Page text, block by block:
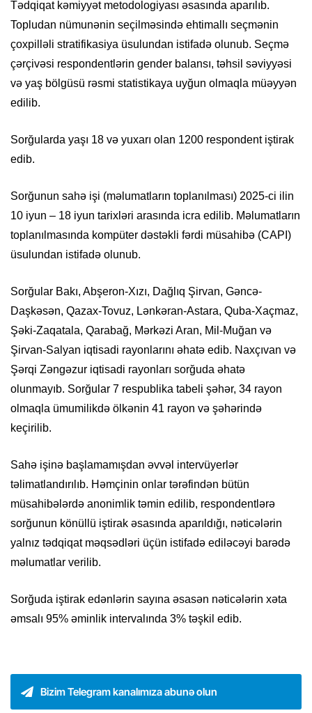
Tədqiqat kəmiyyət metodologiyası əsasında aparılıb.
Topludan nümunənin seçilməsində ehtimallı seçmənin
çoxpilləli stratifikasiya üsulundan istifadə olunub. Seçmə
çərçivəsi respondentlərin gender balansı, təhsil səviyyəsi
və yaş bölgüsü rəsmi statistikaya uyğun olmaqla müəyyən
edilib.
Sorğularda yaşı 18 və yuxarı olan 1200 respondent iştirak
edib.
Sorğunun sahə işi (məlumatların toplanılması) 2025-ci ilin
10 iyun – 18 iyun tarixləri arasında icra edilib. Məlumatların
toplanılmasında kompüter dəstəkli fərdi müsahibə (CAPI)
üsulundan istifadə olunub.
Sorğular Bakı, Abşeron-Xızı, Dağlıq Şirvan, Gəncə-
Daşkəsən, Qazax-Tovuz, Lənkəran-Astara, Quba-Xaçmaz,
Şəki-Zaqatala, Qarabağ, Mərkəzi Aran, Mil-Muğan və
Şirvan-Salyan iqtisadi rayonlarını əhatə edib. Naxçıvan və
Şərqi Zəngəzur iqtisadi rayonları sorğuda əhatə
olunmayıb. Sorğular 7 respublika tabeli şəhər, 34 rayon
olmaqla ümumilikdə ölkənin 41 rayon və şəhərində
keçirilib.
Sahə işinə başlamamışdan əvvəl intervüyerlər
təlimatlandırılıb. Həmçinin onlar tərəfindən bütün
müsahibələrdə anonimlik təmin edilib, respondentlərə
sorğunun könüllü iştirak əsasında aparıldığı, nəticələrin
yalnız tədqiqat məqsədləri üçün istifadə ediləcəyi barədə
məlumatlar verilib.
Sorğuda iştirak edənlərin sayına əsasən nəticələrin xəta
əmsalı 95% əminlik intervalında 3% təşkil edib.
Bizim Telegram kanalımıza abunə olun